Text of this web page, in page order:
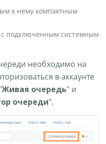
к нему компактным
подключенным системным
необходимо на
в аккаунте
Живая очередь" и
очереди".